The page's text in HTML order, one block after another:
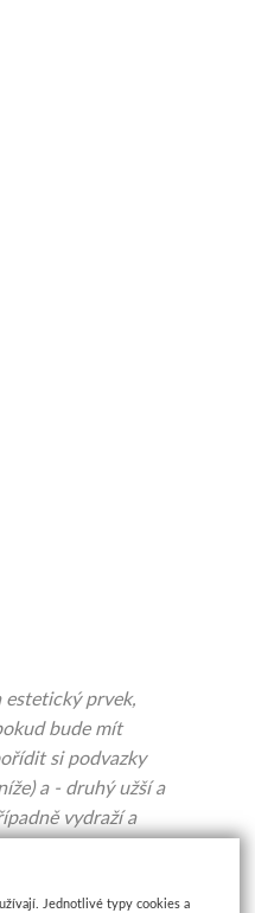
estetický prvek,
bude mít
si podvazky
a - druhý užší a
vydraží a
nevěsta schová na
tak oběma
Jednotlivé typy cookies a